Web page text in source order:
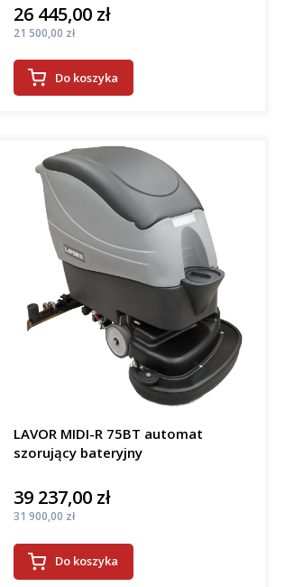
Cena
26 445,00 zł
Cena
21 500,00 zł
Do koszyka
LAVOR MIDI-R 75BT automat
szorujący bateryjny
Cena
39 237,00 zł
Cena
31 900,00 zł
Do koszyka